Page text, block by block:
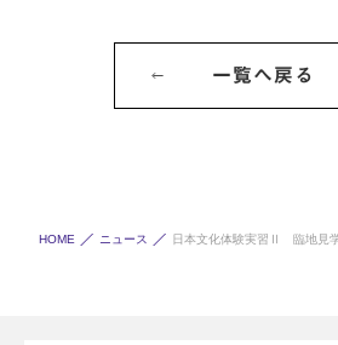
一覧へ戻る
HOME ニュース 日本文化体験実習Ⅱ 臨地見